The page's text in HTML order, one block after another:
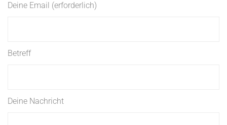
Deine Email (erforderlich)
Betreff
Deine Nachricht